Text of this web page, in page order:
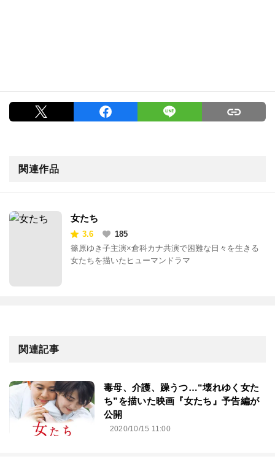
関連作品
女たち
3.6
185
篠原ゆき子主演×倉科カナ共演で困難な日々を生きる
女たちを描いたヒューマンドラマ
関連記事
毒母、介護、躁うつ…“壊れゆく女た
ち”を描いた映画『女たち』予告編が
公開
2020/10/15 11:00